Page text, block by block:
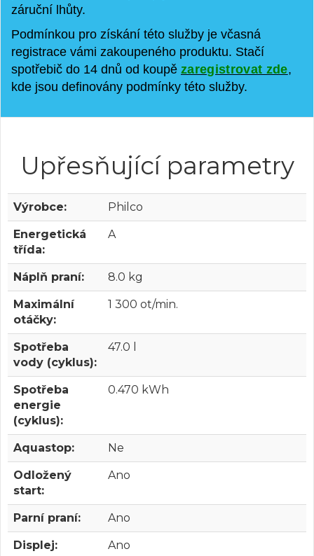
záruční lhůty.
Podmínkou pro získání této služby je včasná
registrace vámi zakoupeného produktu. Stačí
spotřebič do 14 dnů od koupě zaregistrovat zde,
kde jsou definovány podmínky této služby.
Upřesňující parametry
Výrobce: Philco
Energetická
třída:
A
Náplň praní: 8.0 kg
Maximální
otáčky:
1 300 ot/min.
Spotřeba
vody (cyklus):
47.0 l
Spotřeba
energie
(cyklus):
0.470 kWh
Aquastop: Ne
Odložený
start:
Ano
Parní praní: Ano
Displej: Ano